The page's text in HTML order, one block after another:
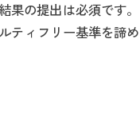
の提出は必須です。
ティフリー基準を諦め